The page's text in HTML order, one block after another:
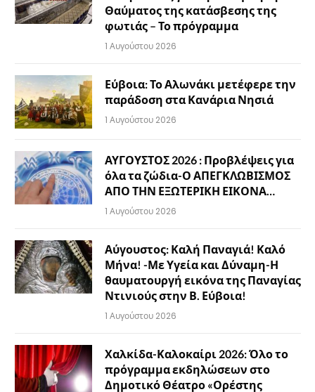
Θαύματος της κατάσβεσης της
φωτιάς – Το πρόγραμμα
1 Αυγούστου 2026
Εύβοια: Το Αλωνάκι μετέφερε την
παράδοση στα Κανάρια Νησιά
1 Αυγούστου 2026
ΑΥΓΟΥΣΤΟΣ 2026 : Προβλέψεις για
όλα τα ζώδια-Ο ΑΠΕΓΚΛΩΒΙΣΜΟΣ
ΑΠΟ ΤΗΝ ΕΞΩΤΕΡΙΚΗ ΕΙΚΟΝΑ…
1 Αυγούστου 2026
Αύγουστος: Καλή Παναγιά! Καλό
Μήνα! -Με Υγεία και Δύναμη-Η
θαυματουργή εικόνα της Παναγίας
Ντινιούς στην Β. Εύβοια!
1 Αυγούστου 2026
Χαλκίδα-Καλοκαίρι 2026: Όλο το
πρόγραμμα εκδηλώσεων στο
Δημοτικό Θέατρο «Ορέστης